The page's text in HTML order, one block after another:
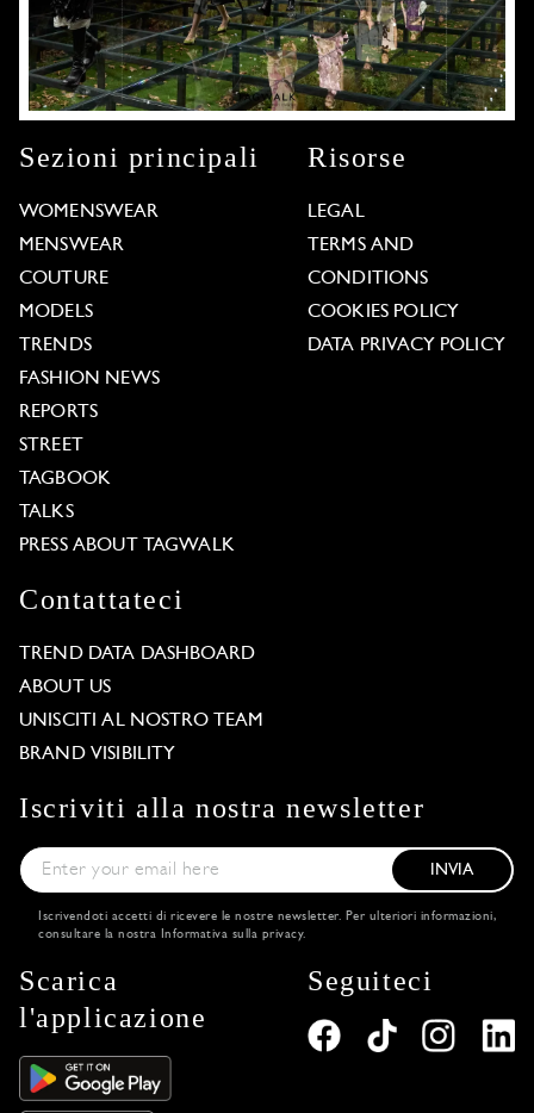
Sezioni principali
WOMENSWEAR
MENSWEAR
COUTURE
MODELS
TRENDS
FASHION NEWS
REPORTS
STREET
TAGBOOK
TALKS
PRESS ABOUT TAGWALK
Risorse
LEGAL
TERMS AND
CONDITIONS
COOKIES POLICY
DATA PRIVACY POLICY
Contattateci
TREND DATA DASHBOARD
ABOUT US
UNISCITI AL NOSTRO TEAM
BRAND VISIBILITY
Iscriviti alla nostra newsletter
INVIA
Iscrivendoti accetti di ricevere le nostre newsletter. Per ulteriori informazioni,
consultare la nostra
Informativa sulla privacy.
Scarica
l'applicazione
Seguiteci